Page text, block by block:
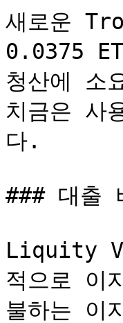
새로운
0.0375
청산에 소
치금은 사
다.
### 대출
Liquity
적으로 이
불하는 이